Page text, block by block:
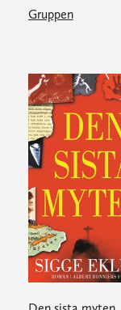
Gruppen